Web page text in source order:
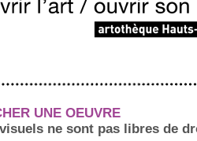
UNE OEUVRE
ne sont pas libres de